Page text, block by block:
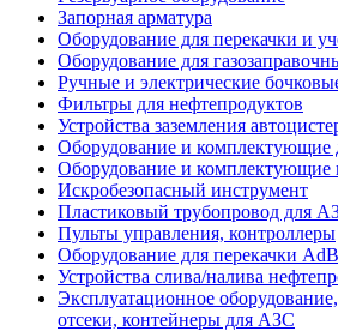
Запорная арматура
Оборудование для перекачки и
Оборудование для
Ручные и электрические
Фильтры для нефтепродуктов
Устройства заземления
Оборудование и комплектующие
Оборудование и
Искробезопасный инструмент
Пластиковый трубопровод для
Пульты управления, контроллеры
Оборудование для перекачки
Устройства слива/налива
Эксплуатационное
отсеки, контейнеры для АЗС